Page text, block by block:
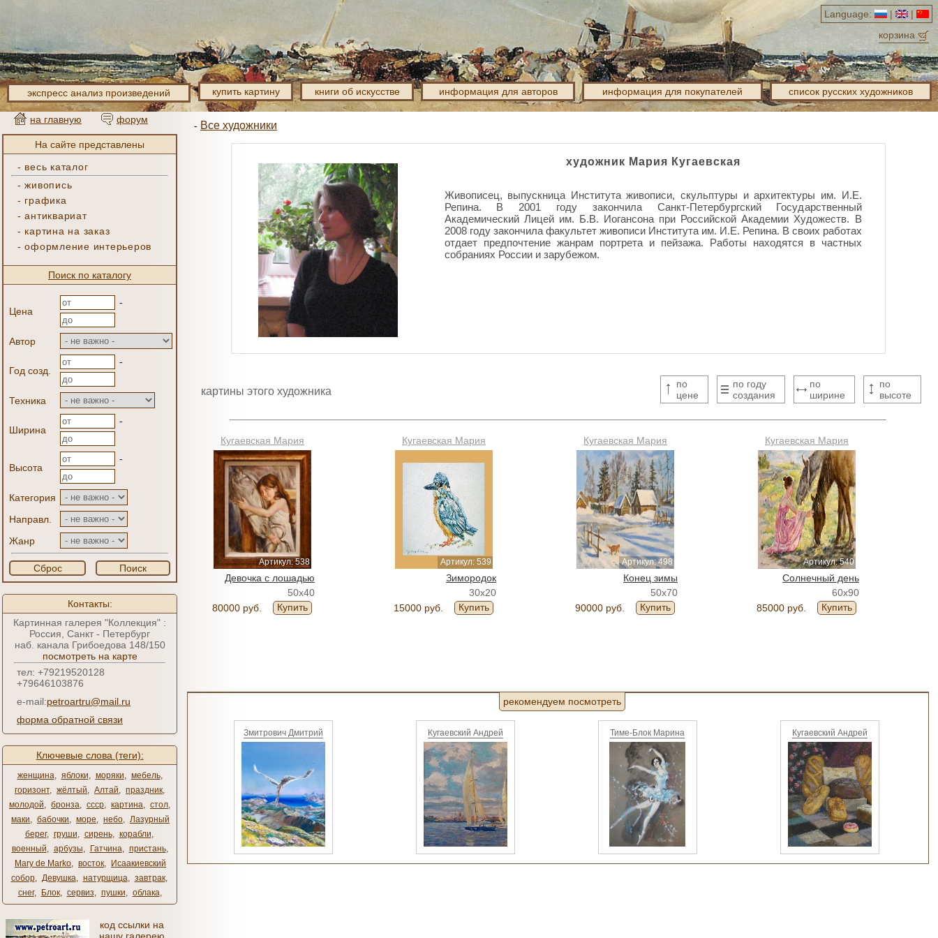
Language: |
|
корзина
экспресс анализ произведений купить картину книги об искусстве информация для авторов информация для покупателей список русских художников
на главную форум
На сайте представлены
- весь каталог
-живопись
- графика
-антиквариат
- картина на заказ
-оформление интерьеров
Поиск по каталогу
Цена
-
Автор
Год созд.
-
Техника
Ширина
-
Высота
-
Категория
Направл.
Жанр
Сброс Поиск
Контакты:
Картинная галерея "Коллекция" :
Россия, Санкт - Петербург
наб. канала Грибоедова 148/150
посмотреть на карте
тел: +79219520128
+79646103876
e-mail:petroartru@mail.ru
форма обратной связи
Ключевые слова (теги):
женщина, яблоки, моряки, мебель,
горизонт, жёлтый, Алтай, праздник,
молодой, бронза, ссср, картина, стол,
маки, бабочки, море, небо, Лазурный
берег, груши, сирень, корабли,
военный, арбузы, Гатчина, пристань,
Mary de Marko, восток,
Исаакиевский
собор, Девушка, натурщица, завтрак,
снег, Блок, сервиз, пушки, облака,
код ссылки на
- Все художники
художник Мария Кугаевская
Живописец, выпускница Института живописи, скульптуры и архитектуры им. И.Е.
Репина. В 2001 году закончила Санкт-Петербургский Государственный
Академический Лицей им. Б.В. Иогансона при Российской Академии Художеств. В
2008 году закончила факультет живописи Института им. И.Е. Репина. В своих работах
отдает предпочтение жанрам портрета и пейзажа. Работы находятся в частных
собраниях России и зарубежом.
картины этого художника
по
цене
по году
создания
по
ширине
по
высоте
Кугаевская Мария
Артикул: 538
Девочка с лошадью
50x40
80000 руб.
Купить
Кугаевская Мария
Артикул: 539
Зимородок
30x20
15000 руб.
Купить
Кугаевская Мария
Артикул: 498
Конец зимы
50x70
90000 руб.
Купить
Кугаевская Мария
Артикул: 540
Солнечный день
60x90
85000 руб.
Купить
рекомендуем посмотреть
Змитрович Дмитрий Кугаевский Андрей Тиме-Блок Марина Кугаевский Андрей